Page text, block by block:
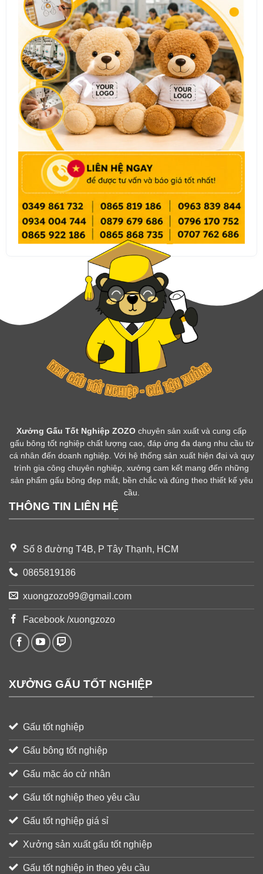
Xưởng Gấu Tốt Nghiệp ZOZO chuyên sản xuất và cung cấp
gấu bông tốt nghiệp chất lượng cao, đáp ứng đa dạng nhu cầu từ
cá nhân đến doanh nghiệp. Với hệ thống sản xuất hiện đại và quy
trình gia công chuyên nghiệp, xưởng cam kết mang đến những
sản phẩm gấu bông đẹp mắt, bền chắc và đúng theo thiết kế yêu
cầu.
THÔNG TIN LIÊN HỆ
Số 8 đường T4B, P Tây Thạnh, HCM
0865819186
xuongzozo99@gmail.com
Facebook /xuongzozo
XƯỞNG GẤU TỐT NGHIỆP
Gấu tốt nghiệp
Gấu bông tốt nghiệp
Gấu mặc áo cử nhân
Gấu tốt nghiệp theo yêu cầu
Gấu tốt nghiệp giá sỉ
Xưởng sản xuất gấu tốt nghiệp
Gấu tốt nghiệp in theo yêu cầu